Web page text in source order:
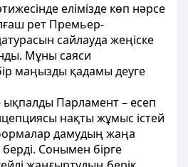
елімізде көп нәрсе
рет Премьер-
сайлауда жеңіске
Мұны саяси
маңызды қадамы деуге
ықпалды Парламент – есеп
нақты жұмыс істей
дамудың жаңа
Сонымен бірге